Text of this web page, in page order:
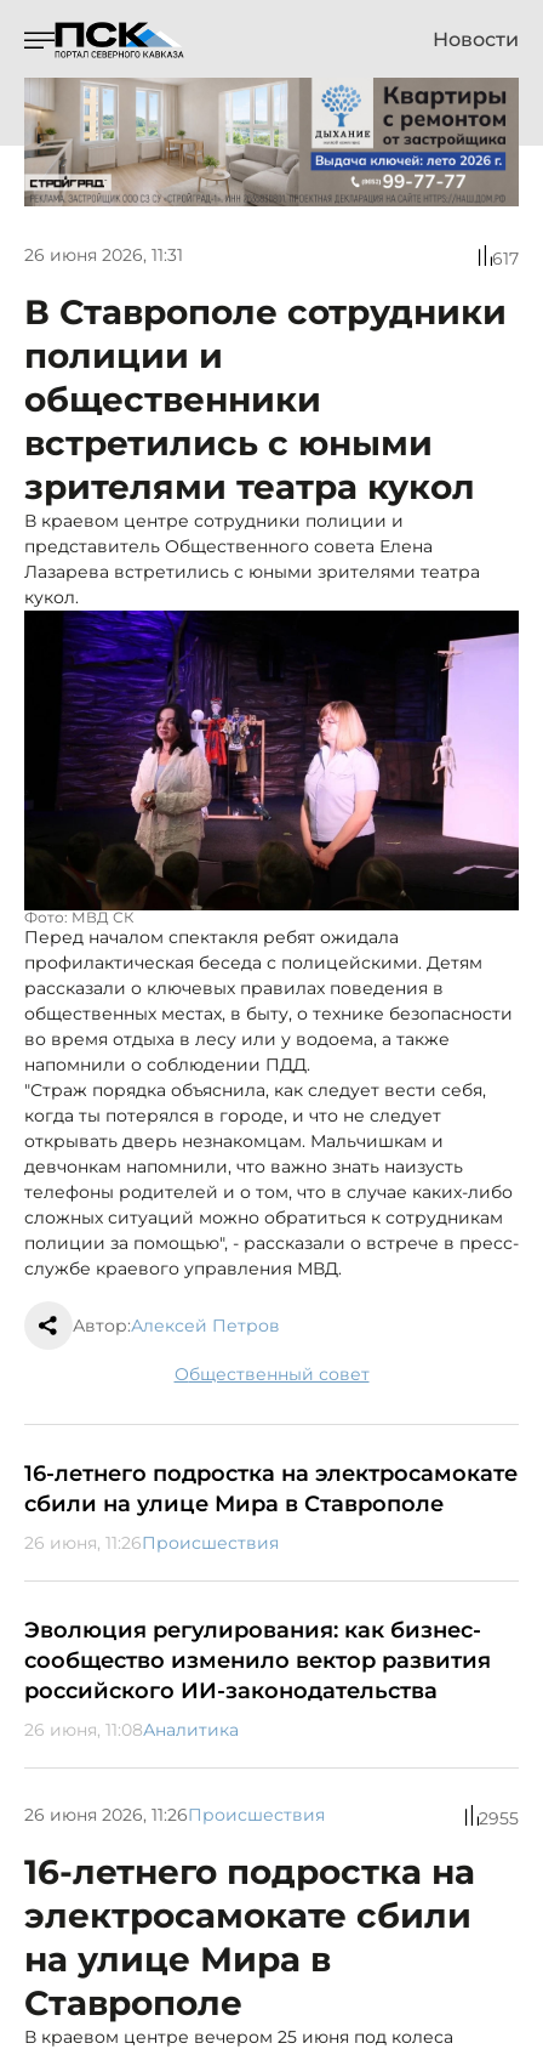
Новости
26 июня 2026, 11:31 617
В Ставрополе сотрудники
полиции и
общественники
встретились с юными
зрителями театра кукол
В краевом центре сотрудники полиции и
представитель Общественного совета Елена
Лазарева встретились с юными зрителями театра
кукол.
Фото: МВД СК
Перед началом спектакля ребят ожидала
профилактическая беседа с полицейскими. Детям
рассказали о ключевых правилах поведения в
общественных местах, в быту, о технике безопасности
во время отдыха в лесу или у водоема, а также
напомнили о соблюдении ПДД.
"Страж порядка объяснила, как следует вести себя,
когда ты потерялся в городе, и что не следует
открывать дверь незнакомцам. Мальчишкам и
девчонкам напомнили, что важно знать наизусть
телефоны родителей и о том, что в случае каких-либо
сложных ситуаций можно обратиться к сотрудникам
полиции за помощью", - рассказали о встрече в пресс-
службе краевого управления МВД.
Автор:Алексей Петров
Общественный совет
16-летнего подростка на электросамокате
сбили на улице Мира в Ставрополе
26 июня, 11:26Происшествия
Эволюция регулирования: как бизнес-
сообщество изменило вектор развития
российского ИИ-законодательства
26 июня, 11:08Аналитика
26 июня 2026, 11:26Происшествия 2955
16-летнего подростка на
электросамокате сбили
на улице Мира в
Ставрополе
В краевом центре вечером 25 июня под колеса